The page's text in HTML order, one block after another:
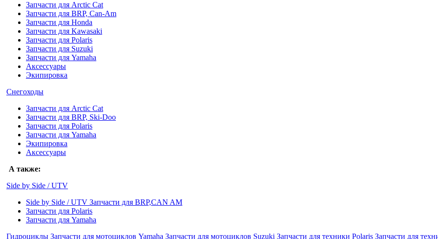
Запчасти для Arctic Cat
Запчасти для BRP, Can-Am
Запчасти для Honda
Запчасти для Kawasaki
Запчасти для Polaris
Запчасти для Suzuki
Запчасти для Yamaha
Аксессуары
Экипировка
Снегоходы
Запчасти для Arctic Cat
Запчасти для BRP, Ski-Doo
Запчасти для Polaris
Запчасти для Yamaha
Экипировка
Аксессуары
А также:
Side by Side / UTV
Side by Side / UTV Запчасти для BRP,CAN AM
Запчасти для Polaris
Запчасти для Yamaha
Гидроциклы Запчасти для мотоциклов Yamaha Запчасти для мотоциклов Suzuki Запчасти для техники Polaris Запчасти для